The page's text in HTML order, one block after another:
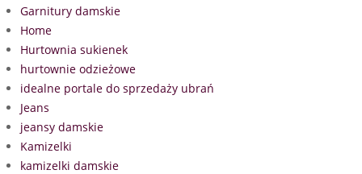
Garnitury damskie
Home
Hurtownia sukienek
hurtownie odzieżowe
idealne portale do sprzedaży ubrań
Jeans
jeansy damskie
Kamizelki
kamizelki damskie